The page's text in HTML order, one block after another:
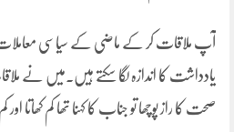
آپ ملاقات کر کے ماضی کے سیاسی
یادداشت کا اندازہ لگا سکتے ہیں۔میں نے
صحت کا راز پوچھا تو جناب کا کہنا تھا کم کھاتا اور